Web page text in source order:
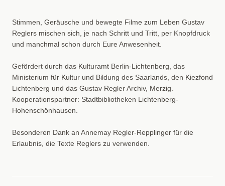
Stimmen, Geräusche und bewegte Filme zum Leben Gustav
Reglers mischen sich, je nach Schritt und Tritt, per Knopfdruck
und manchmal schon durch Eure Anwesenheit.
Gefördert durch das Kulturamt Berlin-Lichtenberg, das
Ministerium für Kultur und Bildung des Saarlands, den Kiezfond
Lichtenberg und das Gustav Regler Archiv, Merzig.
Kooperationspartner: Stadtbibliotheken Lichtenberg-
Hohenschönhausen.
Besonderen Dank an Annemay Regler-Repplinger für die
Erlaubnis, die Texte Reglers zu verwenden.